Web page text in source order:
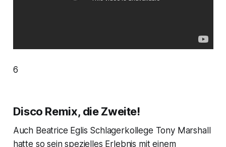
6
Disco Remix, die Zweite!
Auch Beatrice Eglis Schlagerkollege Tony Marshall
hatte so sein spezielles Erlebnis mit einem